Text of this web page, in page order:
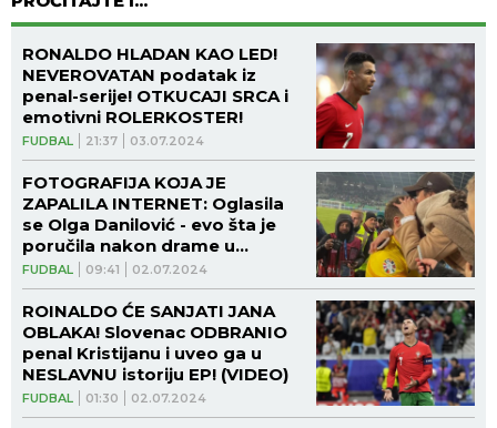
FUDBAL 21:37 03.07.2024
RONALDO HLADAN KAO LED!
NEVEROVATAN podatak iz
penal-serije! OTKUCAJI SRCA i
emotivni ROLERKOSTER!
FUDBAL 09:41 02.07.2024
FOTOGRAFIJA KOJA JE
ZAPALILA INTERNET: Oglasila
se Olga Danilović - evo šta je
poručila nakon drame u
Frankfurtu!
FUDBAL 01:30 02.07.2024
ROINALDO ĆE SANJATI JANA
OBLAKA! Slovenac ODBRANIO
penal Kristijanu i uveo ga u
NESLAVNU istoriju EP! (VIDEO)